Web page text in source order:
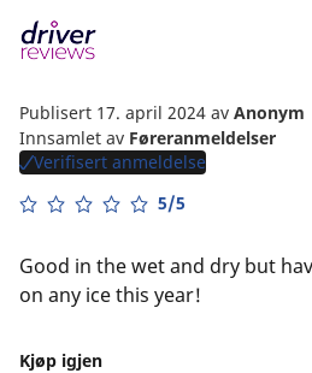
Publisert 17. april 2024 av Anonym
Innsamlet av Føreranmeldelser
Verifisert anmeldelse
5/5
Good in the wet and dry but
on any ice this year!
Kjøp igjen